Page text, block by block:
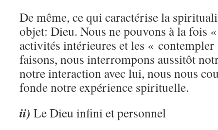
De même, ce qui caractérise la
objet: Dieu. Nous ne pouvons à la fois
activités intérieures et les «
faisons, nous interrompons aussitôt
notre interaction avec lui, nous nous
fonde notre expérience spirituelle.
ii) Le Dieu infini et personnel